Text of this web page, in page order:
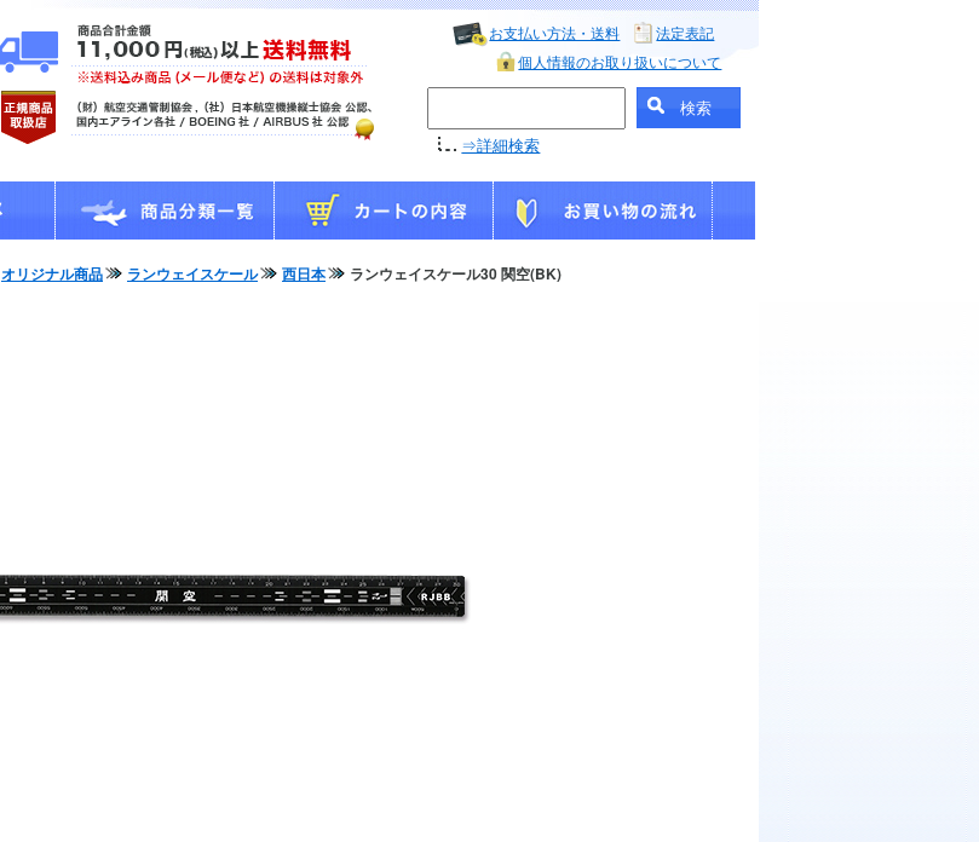
お支払い方法・送料
法定表記
個人情報のお取り扱いについて
⇒詳細検索
オリジナル商品 ランウェイスケール 西日本 ランウェイスケール30 関空(BK)